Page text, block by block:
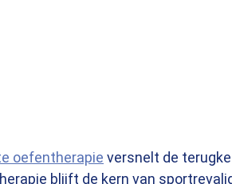
oefentherapie versnelt de
blijft de kern van